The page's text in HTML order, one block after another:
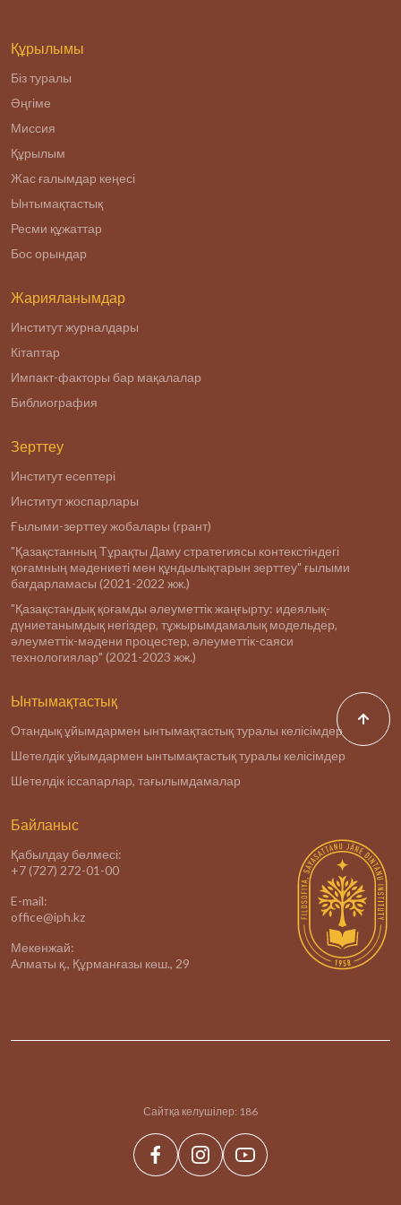
Құрылымы
Біз туралы
Әңгіме
Миссия
Құрылым
Жас ғалымдар кеңесі
Ынтымақтастық
Ресми құжаттар
Бос орындар
Жарияланымдар
Институт журналдары
Кітаптар
Импакт-факторы бар мақалалар
Библиография
Зерттеу
Институт есептері
Институт жоспарлары
Ғылыми-зерттеу жобалары (грант)
"Қазақстанның Тұрақты Даму стратегиясы контекстіндегі
қоғамның мәдениеті мен құндылықтарын зерттеу" ғылыми
бағдарламасы (2021-2022 жж.)
"Қазақстандық қоғамды әлеуметтік жаңғырту: идеялық-
дүниетанымдық негіздер, тұжырымдамалық модельдер,
әлеуметтік-мәдени процестер, әлеуметтік-саяси
технологиялар" (2021-2023 жж.)
Ынтымақтастық
Отандық ұйымдармен ынтымақтастық туралы келісімдер
Шетелдік ұйымдармен ынтымақтастық туралы келісімдер
Шетелдік іссапарлар, тағылымдамалар
Байланыс
Қабылдау бөлмесі:
+7 (727) 272-01-00
E-mail:
office@iph.kz
Мекенжай:
Алматы қ., Құрманғазы көш., 29
Сайтқа келушілер: 186